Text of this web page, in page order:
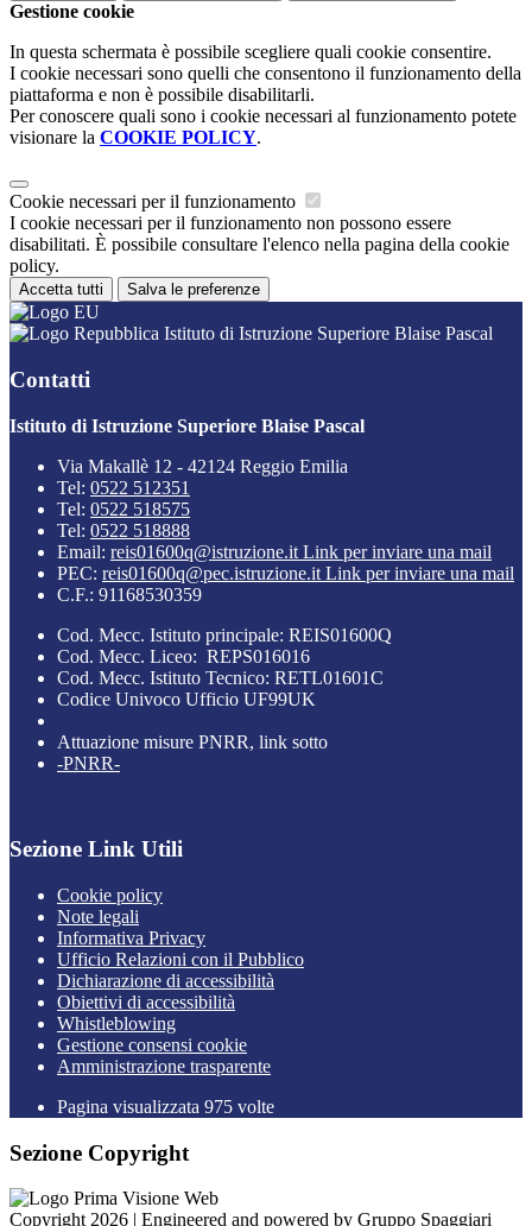
Gestione cookie
In questa schermata è possibile scegliere quali cookie consentire.
I cookie necessari sono quelli che consentono il funzionamento della
piattaforma e non è possibile disabilitarli.
Per conoscere quali sono i cookie necessari al funzionamento potete
visionare la COOKIE POLICY.
Cookie necessari per il funzionamento
I cookie necessari per il funzionamento non possono essere
disabilitati. È possibile consultare l'elenco nella pagina della cookie
policy.
Accetta tutti Salva le preferenze
Istituto di Istruzione Superiore Blaise Pascal
Contatti
Istituto di Istruzione Superiore Blaise Pascal
Via Makallè 12 - 42124 Reggio Emilia
Tel: 0522 512351
Tel: 0522 518575
Tel: 0522 518888
Email: reis01600q@istruzione.it Link per inviare una mail
PEC: reis01600q@pec.istruzione.it Link per inviare una mail
C.F.: 91168530359
Cod. Mecc. Istituto principale: REIS01600Q
Cod. Mecc. Liceo: REPS016016
Cod. Mecc. Istituto Tecnico: RETL01601C
Codice Univoco Ufficio UF99UK
Attuazione misure PNRR, link sotto
-PNRR-
Sezione Link Utili
Cookie policy
Note legali
Informativa Privacy
Ufficio Relazioni con il Pubblico
Dichiarazione di accessibilità
Obiettivi di accessibilità
Whistleblowing
Gestione consensi cookie
Amministrazione trasparente
Pagina visualizzata 975 volte
Sezione Copyright
Copyright 2026 | Engineered and powered by Gruppo Spaggiari